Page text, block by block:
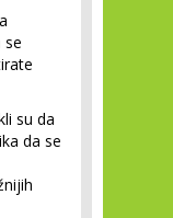
se
su da
da se